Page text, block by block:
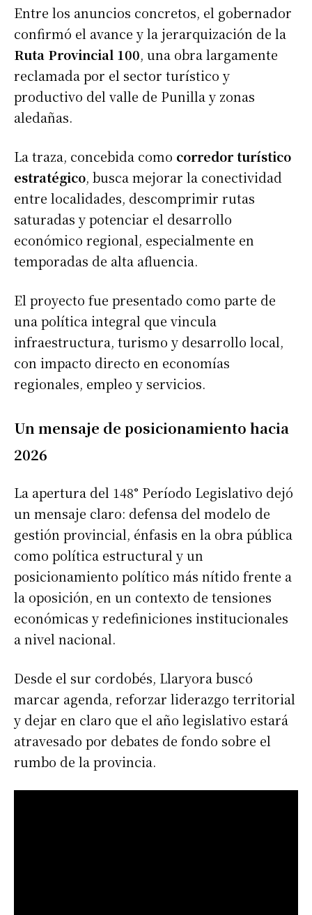
Entre los anuncios concretos, el gobernador
confirmó el avance y la jerarquización de la
Ruta Provincial 100, una obra largamente
reclamada por el sector turístico y
productivo del valle de Punilla y zonas
aledañas.
La traza, concebida como corredor turístico
estratégico, busca mejorar la conectividad
entre localidades, descomprimir rutas
saturadas y potenciar el desarrollo
económico regional, especialmente en
temporadas de alta afluencia.
El proyecto fue presentado como parte de
una política integral que vincula
infraestructura, turismo y desarrollo local,
con impacto directo en economías
regionales, empleo y servicios.
Un mensaje de posicionamiento hacia
2026
La apertura del 148° Período Legislativo dejó
un mensaje claro: defensa del modelo de
gestión provincial, énfasis en la obra pública
como política estructural y un
posicionamiento político más nítido frente a
la oposición, en un contexto de tensiones
económicas y redefiniciones institucionales
a nivel nacional.
Desde el sur cordobés, Llaryora buscó
marcar agenda, reforzar liderazgo territorial
y dejar en claro que el año legislativo estará
atravesado por debates de fondo sobre el
rumbo de la provincia.